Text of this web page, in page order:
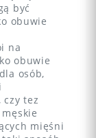
być
obuwie
na
obuwie
osób,
czy tez
mięśni